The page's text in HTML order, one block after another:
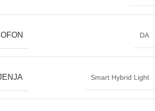
DA
Smart Hybrid Light